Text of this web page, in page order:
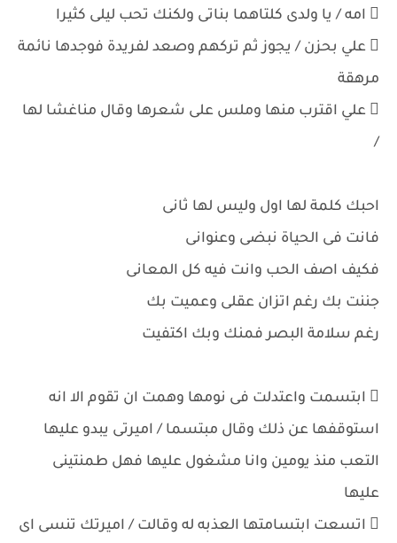
 امه / يا ولدى كلتاهما بناتى ولكنك تحب ليلى كثيرا
 علي بحزن / يجوز ثم تركهم وصعد لفريدة فوجدها نائمة
مرهقة
 علي اقترب منها وملس على شعرها وقال مناغشا لها
/
احبك كلمة لها اول وليس لها ثانى
فانت فى الحياة نبضى وعنوانى
فكيف اصف الحب وانت فيه كل المعانى
جننت بك رغم اتزان عقلى وعميت بك
رغم سلامة البصر فمنك وبك اكتفيت
 ابتسمت واعتدلت فى نومها وهمت ان تقوم الا انه
استوقفها عن ذلك وقال مبتسما / اميرتى يبدو عليها
التعب منذ يومين وانا مشغول عليها فهل طمنتينى
عليها
 اتسعت ابتسامتها العذبه له وقالت / اميرتك تنسى اى